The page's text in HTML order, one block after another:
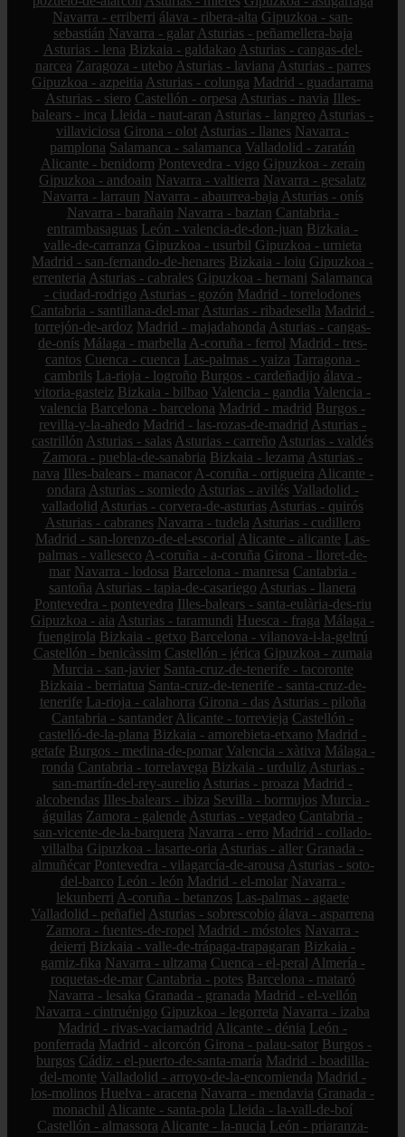
Navarra - erriberri álava - ribera-alta Gipuzkoa - san-
sebastián Navarra - galar Asturias - peñamellera-baja
Asturias - lena Bizkaia - galdakao Asturias - cangas-del-
narcea Zaragoza - utebo Asturias - laviana Asturias - parres
Gipuzkoa - azpeitia Asturias - colunga Madrid - guadarrama
Asturias - siero Castellón - orpesa Asturias - navia Illes-
balears - inca Lleida - naut-aran Asturias - langreo Asturias -
villaviciosa Girona - olot Asturias - llanes Navarra -
pamplona Salamanca - salamanca Valladolid - zaratán
Alicante - benidorm Pontevedra - vigo Gipuzkoa - zerain
Gipuzkoa - andoain Navarra - valtierra Navarra - gesalatz
Navarra - larraun Navarra - abaurrea-baja Asturias - onís
Navarra - barañain Navarra - baztan Cantabria -
entrambasaguas León - valencia-de-don-juan Bizkaia -
valle-de-carranza Gipuzkoa - usurbil Gipuzkoa - urnieta
Madrid - san-fernando-de-henares Bizkaia - loiu Gipuzkoa -
errenteria Asturias - cabrales Gipuzkoa - hernani Salamanca
- ciudad-rodrigo Asturias - gozón Madrid - torrelodones
Cantabria - santillana-del-mar Asturias - ribadesella Madrid -
torrejón-de-ardoz Madrid - majadahonda Asturias - cangas-
de-onís Málaga - marbella A-coruña - ferrol Madrid - tres-
cantos Cuenca - cuenca Las-palmas - yaiza Tarragona -
cambrils La-rioja - logroño Burgos - cardeñadijo álava -
vitoria-gasteiz Bizkaia - bilbao Valencia - gandia Valencia -
valencia Barcelona - barcelona Madrid - madrid Burgos -
revilla-y-la-ahedo Madrid - las-rozas-de-madrid Asturias -
castrillón Asturias - salas Asturias - carreño Asturias - valdés
Zamora - puebla-de-sanabria Bizkaia - lezama Asturias -
nava Illes-balears - manacor A-coruña - ortigueira Alicante -
ondara Asturias - somiedo Asturias - avilés Valladolid -
valladolid Asturias - corvera-de-asturias Asturias - quirós
Asturias - cabranes Navarra - tudela Asturias - cudillero
Madrid - san-lorenzo-de-el-escorial Alicante - alicante Las-
palmas - valleseco A-coruña - a-coruña Girona - lloret-de-
mar Navarra - lodosa Barcelona - manresa Cantabria -
santoña Asturias - tapia-de-casariego Asturias - llanera
Pontevedra - pontevedra Illes-balears - santa-eulària-des-riu
Gipuzkoa - aia Asturias - taramundi Huesca - fraga Málaga -
fuengirola Bizkaia - getxo Barcelona - vilanova-i-la-geltrú
Castellón - benicàssim Castellón - jérica Gipuzkoa - zumaia
Murcia - san-javier Santa-cruz-de-tenerife - tacoronte
Bizkaia - berriatua Santa-cruz-de-tenerife - santa-cruz-de-
tenerife La-rioja - calahorra Girona - das Asturias - piloña
Cantabria - santander Alicante - torrevieja Castellón -
castelló-de-la-plana Bizkaia - amorebieta-etxano Madrid -
getafe Burgos - medina-de-pomar Valencia - xàtiva Málaga -
ronda Cantabria - torrelavega Bizkaia - urduliz Asturias -
san-martín-del-rey-aurelio Asturias - proaza Madrid -
alcobendas Illes-balears - ibiza Sevilla - bormujos Murcia -
águilas Zamora - galende Asturias - vegadeo Cantabria -
san-vicente-de-la-barquera Navarra - erro Madrid - collado-
villalba Gipuzkoa - lasarte-oria Asturias - aller Granada -
almuñécar Pontevedra - vilagarcía-de-arousa Asturias - soto-
del-barco León - león Madrid - el-molar Navarra -
lekunberri A-coruña - betanzos Las-palmas - agaete
Valladolid - peñafiel Asturias - sobrescobio álava - asparrena
Zamora - fuentes-de-ropel Madrid - móstoles Navarra -
deierri Bizkaia - valle-de-trápaga-trapagaran Bizkaia -
gamiz-fika Navarra - ultzama Cuenca - el-peral Almería -
roquetas-de-mar Cantabria - potes Barcelona - mataró
Navarra - lesaka Granada - granada Madrid - el-vellón
Navarra - cintruénigo Gipuzkoa - legorreta Navarra - izaba
Madrid - rivas-vaciamadrid Alicante - dénia León -
ponferrada Madrid - alcorcón Girona - palau-sator Burgos -
burgos Cádiz - el-puerto-de-santa-maría Madrid - boadilla-
del-monte Valladolid - arroyo-de-la-encomienda Madrid -
los-molinos Huelva - aracena Navarra - mendavia Granada -
monachil Alicante - santa-pola Lleida - la-vall-de-boí
Castellón - almassora Alicante - la-nucia León - priaranza-